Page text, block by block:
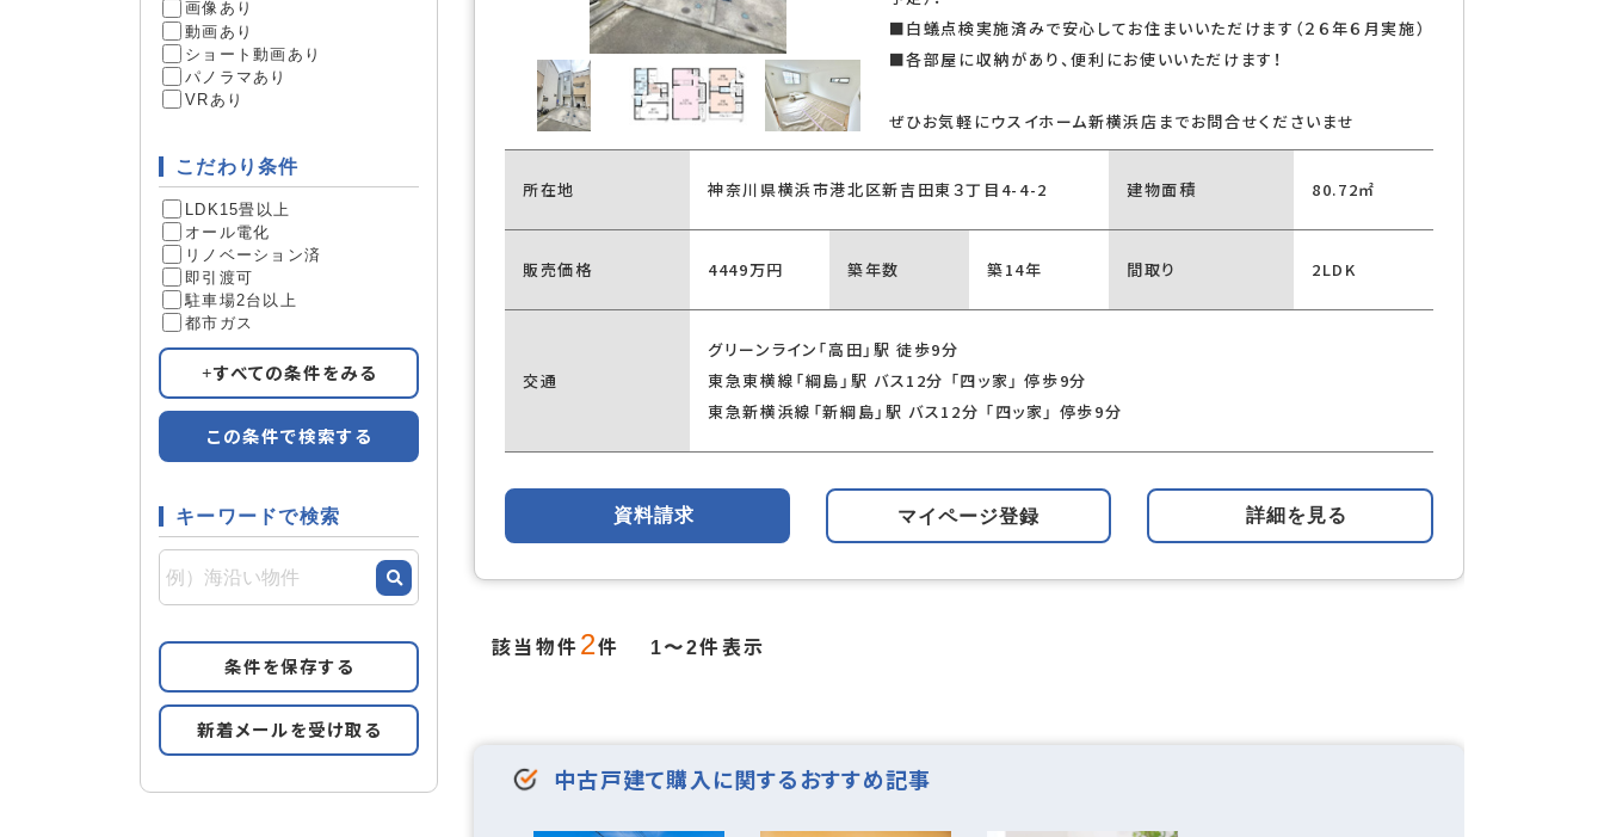
画像あり
動画あり
ショート動画あり
パノラマあり
VRあり
こだわり条件
LDK15畳以上
オール電化
リノベーション済
即引渡可
駐車場2台以上
都市ガス
すべての条件をみる
この条件で検索する
キーワードで検索
条件を保存する
新着メールを受け取る
■白蟻点検実施済みで安心してお住まいいただけます（２６年６月実施）
■各部屋に収納があり、便利にお使いいただけます！
ぜひお気軽にウスイホーム新横浜店までお問合せくださいませ
所在地 神奈川県横浜市港北区新吉田東３丁目4-4-2 建物面積 80.72㎡
販売価格 4449万円 築年数 築14年 間取り 2LDK
交通
グリーンライン「高田」駅 徒歩9分
東急東横線「綱島」駅 バス12分 「四ッ家」 停歩9分
東急新横浜線「新綱島」駅 バス12分 「四ッ家」 停歩9分
資料請求 マイページ登録 詳細を見る
該当物件 2件 1〜2件表示
中古戸建て購入に関するおすすめ記事